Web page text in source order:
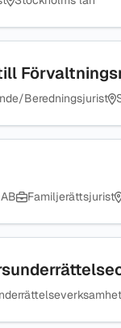
Beredningsjurist
Familjerättsjurist